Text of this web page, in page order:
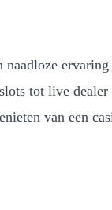
tot live dealer
van een